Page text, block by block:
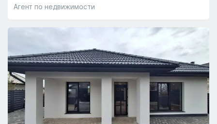
Агент по недвижимости